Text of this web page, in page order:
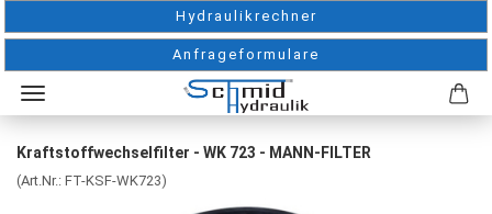
Hydraulikrechner
Anfrageformulare
Kraftstoffwechselfilter - WK 723 - MANN-FILTER
(Art.Nr.: FT-KSF-WK723)